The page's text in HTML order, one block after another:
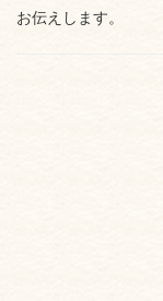
お伝えします。